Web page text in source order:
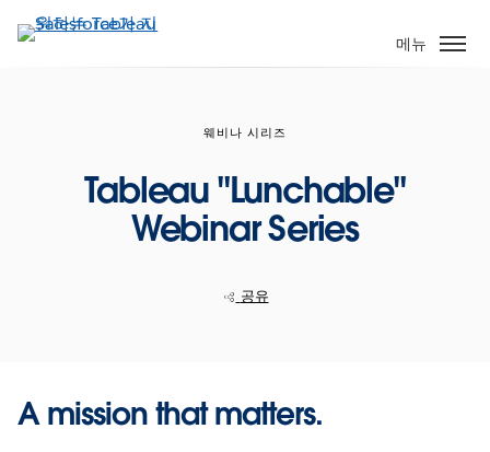
요
메뉴
웨비나 시리즈
Tableau "Lunchable"
Webinar Series
공유
A mission that matters.